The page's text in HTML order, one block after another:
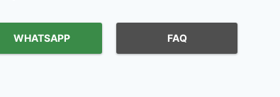
WHATSAPP FAQ